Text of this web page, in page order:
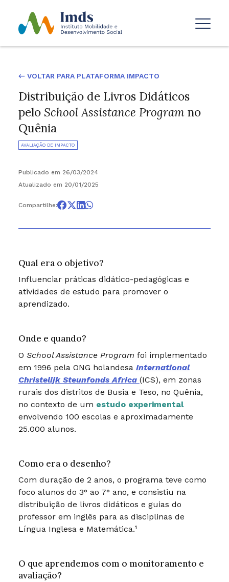
← VOLTAR PARA PLATAFORMA IMPACTO
Distribuição de Livros Didáticos
pelo School Assistance Programno
Quênia
AVALIAÇÃO DE IMPACTO
Publicado em 26/03/2024
Atualizado em 20/01/2025
Compartilhe:
Qual era o objetivo?
Influenciar práticas didático-pedagógicas e
atividades de estudo para promover o
aprendizado.
Onde e quando?
O School Assistance Program foi implementado
em 1996 pela ONG holandesa International
Christelijk Steunfonds Africa (ICS), em zonas
rurais dos distritos de Busia e Teso, no Quênia,
no contexto de um estudo experimental
envolvendo 100 escolas e aproximadamente
25.000 alunos.
Como era o desenho?
Com duração de 2 anos, o programa teve como
foco alunos do 3° ao 7° ano, e consistiu na
distribuição de livros didáticos e guias do
professor em inglês para as disciplinas de
Língua Inglesa e Matemática.¹
O que aprendemos com o monitoramento e
avaliação?